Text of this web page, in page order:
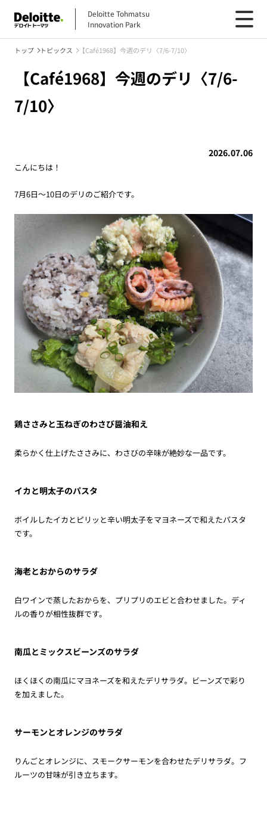
Deloitte Tohmatsu
Innovation Park
トップ トピックス 【Café1968】今週のデリ〈7/6-7/10〉
【Café1968】今週のデリ〈7/6-
7/10〉
2026.07.06
こんにちは！
7月6日～10日のデリのご紹介です。
鶏ささみと玉ねぎのわさび醤油和え
柔らかく仕上げたささみに、わさびの辛味が絶妙な一品です。
イカと明太子のパスタ
ボイルしたイカとピリッと辛い明太子をマヨネーズで和えたパスタ
です。
海老とおからのサラダ
白ワインで蒸したおからを、プリプリのエビと合わせました。ディ
ルの香りが相性抜群です。
南瓜とミックスビーンズのサラダ
ほくほくの南瓜にマヨネーズを和えたデリサラダ。ビーンズで彩り
を加えました。
サーモンとオレンジのサラダ
りんごとオレンジに、スモークサーモンを合わせたデリサラダ。フ
ルーツの甘味が引き立ちます。